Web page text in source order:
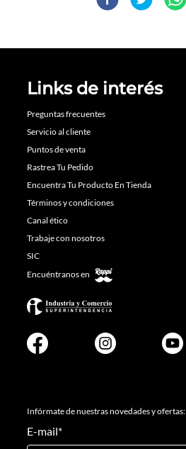
Links de interés
Preguntas frecuentes
Servicio al cliente
Puntos de venta
Rastrea Tu Pedido
Encuentra Tu Producto En Tienda
Términos y condiciones
Canal ético
Trabaje con nosotros
SIC
Encuéntranos en
Infórmate de nuestras novedades y ofertas:
E-mail*